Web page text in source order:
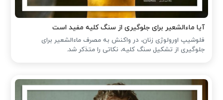
آیا ماءالشعیر برای جلوگیری از سنگ کلیه مفید است
فلوشیپ اورولوژی زنان، در واکنش به مصرف ماءالشعیر برای
جلوگیری از تشکیل سنگ کلیه، نکاتی را متذکر شد.